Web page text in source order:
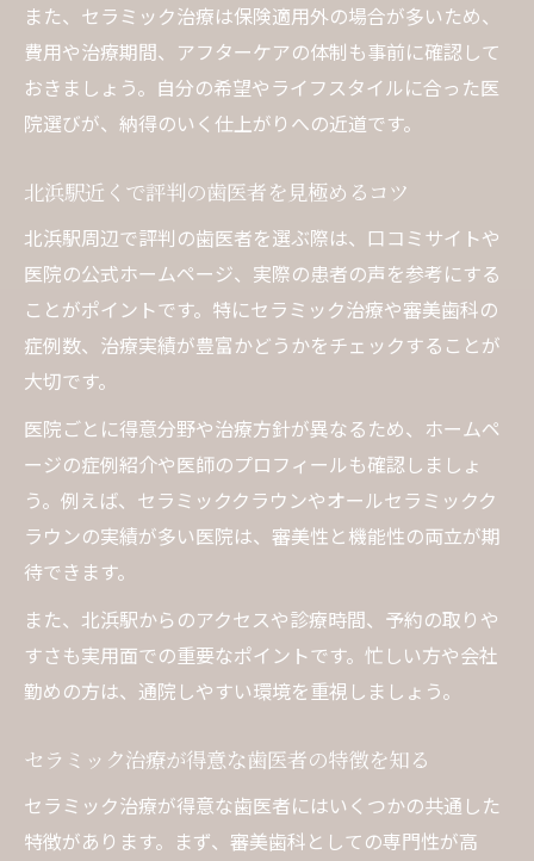
審美歯科の観点からみるセラミック治療の選び
方
審美歯科で重視されるセラミックの特徴と
は
歯医者が提案する最適なセラミック素材選
審美歯科専門の歯医者が選ばれる理由
セラミッククラウン治療の流れと安心ポイ
ント
仕事帰りにも通える歯医者で手軽にセラミック
歯医者の診療時間で無理なく通院を実現
北浜駅徒歩圏で通える歯医者の選び方
忙しい方も安心の夜間対応歯医者を探す
歯医者の予約方法と通院のしやすさを解説
セラミック治療の通院回数とスケジュール
調整
イント
歯医者選びで治療期間を短縮するコツ
アクセス良好な歯医者でスムーズに治療
また、セラミック治療は保険適用外の場合が多いため、
費用や治療期間、アフターケアの体制も事前に確認して
おきましょう。自分の希望やライフスタイルに合った医
院選びが、納得のいく仕上がりへの近道です。
北浜駅近くで評判の歯医者を見極めるコツ
北浜駅周辺で評判の歯医者を選ぶ際は、口コミサイトや
医院の公式ホームページ、実際の患者の声を参考にする
ことがポイントです。特にセラミック治療や審美歯科の
症例数、治療実績が豊富かどうかをチェックすることが
大切です。
医院ごとに得意分野や治療方針が異なるため、ホームペ
ージの症例紹介や医師のプロフィールも確認しましょ
う。例えば、セラミッククラウンやオールセラミックク
ラウンの実績が多い医院は、審美性と機能性の両立が期
待できます。
また、北浜駅からのアクセスや診療時間、予約の取りや
すさも実用面での重要なポイントです。忙しい方や会社
勤めの方は、通院しやすい環境を重視しましょう。
セラミック治療が得意な歯医者の特徴を知る
セラミック治療が得意な歯医者にはいくつかの共通した
特徴があります。まず、審美歯科としての専門性が高